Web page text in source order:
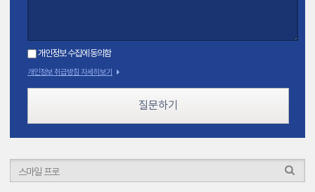
개인정보 수집에 동의함
개인정보 취급방침 자세히보기
질문하기